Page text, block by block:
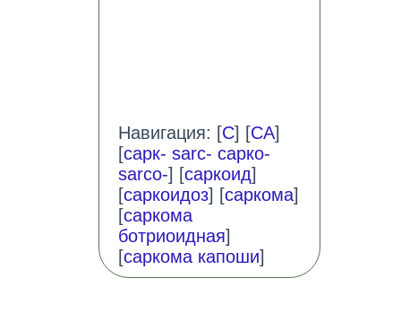
Навигация: [С] [СА]
[сарк- sarc- сарко-
sarco-] [саркоид]
[саркоидоз] [саркома]
[саркома
ботриоидная]
[саркома капоши]